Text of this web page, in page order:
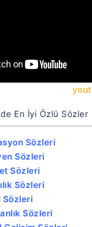
En İyi Özlü Sözler
Sözleri
Sözleri
Sözleri
Sözleri
Sözleri
Sözleri